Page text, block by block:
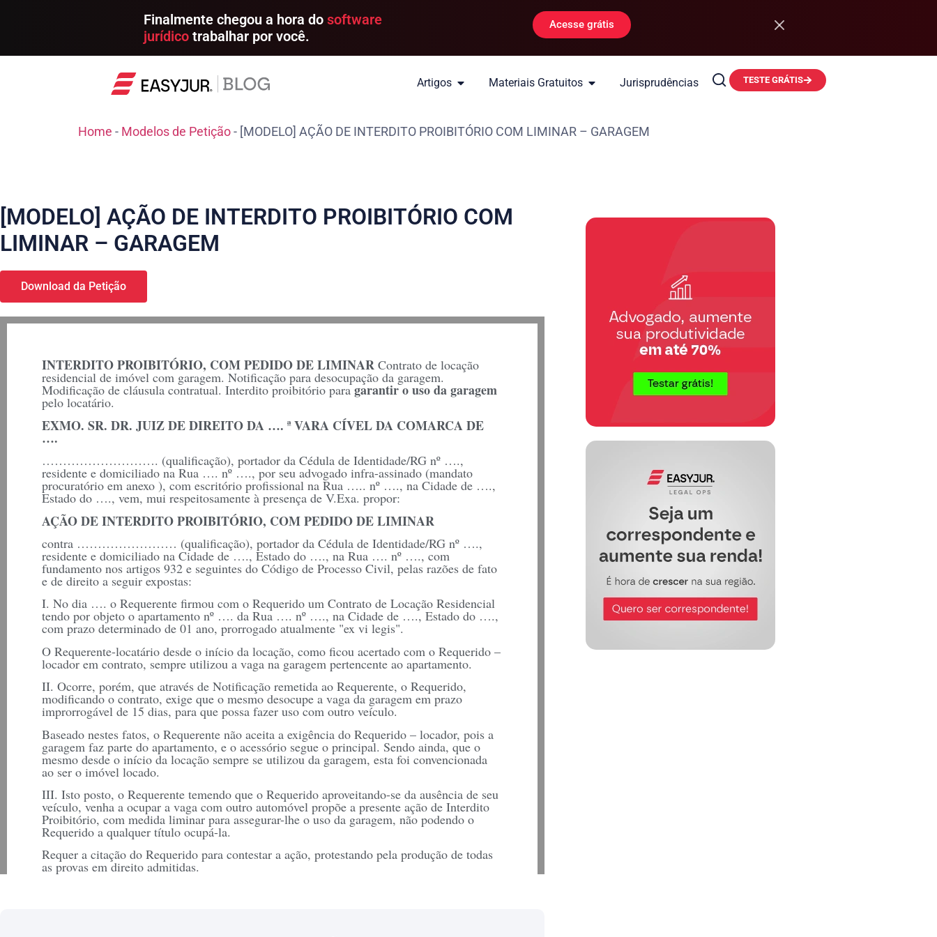
Finalmente chegou a hora dosoftware
jurídico trabalhar por você.
Acesse grátis
Artigos Materiais Gratuitos Jurisprudências TESTE GRÁTIS
Home - Modelos de Petição- [MODELO] AÇÃO DE INTERDITO PROIBITÓRIO COM LIMINAR – GARAGEM
[MODELO] AÇÃO DE INTERDITO PROIBITÓRIO COM
LIMINAR – GARAGEM
Download da Petição
INTERDITO PROIBITÓRIO, COM PEDIDO DE LIMINAR Contrato de locação
residencial de imóvel com garagem. Notificação para desocupação da garagem.
Modificação de cláusula contratual. Interdito proibitório paragarantir o uso da garagem
pelo locatário.
EXMO. SR. DR. JUIZ DE DIREITO DA …. ª VARA CÍVEL DA COMARCA DE
….
………………………. (qualificação), portador da Cédula de Identidade/RG nº ….,
residente e domiciliado na Rua …. nº …., por seu advogado infra-assinado (mandato
procuratório em anexo ), com escritório profissional na Rua ….. nº …., na Cidade de ….,
Estado do …., vem, mui respeitosamente à presença de V.Exa. propor:
AÇÃO DE INTERDITO PROIBITÓRIO, COM PEDIDO DE LIMINAR
contra …………………… (qualificação), portador da Cédula de Identidade/RG nº ….,
residente e domiciliado na Cidade de …., Estado do …., na Rua …. nº …., com
fundamento nos artigos 932 e seguintes do Código de Processo Civil, pelas razões de fato
e de direito a seguir expostas:
I. No dia …. o Requerente firmou com o Requerido um Contrato de Locação Residencial
tendo por objeto o apartamento nº …. da Rua …. nº …., na Cidade de …., Estado do ….,
com prazo determinado de 01 ano, prorrogado atualmente "ex vi legis".
O Requerente-locatário desde o início da locação, como ficou acertado com o Requerido –
locador em contrato, sempre utilizou a vaga na garagem pertencente ao apartamento.
II. Ocorre, porém, que através de Notificação remetida ao Requerente, o Requerido,
modificando o contrato, exige que o mesmo desocupe a vaga da garagem em prazo
improrrogável de 15 dias, para que possa fazer uso com outro veículo.
Baseado nestes fatos, o Requerente não aceita a exigência do Requerido – locador, pois a
garagem faz parte do apartamento, e o acessório segue o principal. Sendo ainda, que o
mesmo desde o início da locação sempre se utilizou da garagem, esta foi convencionada
ao ser o imóvel locado.
III. Isto posto, o Requerente temendo que o Requerido aproveitando-se da ausência de seu
veículo, venha a ocupar a vaga com outro automóvel propõe a presente ação de Interdito
Proibitório, com medida liminar para assegurar-lhe o uso da garagem, não podendo o
Requerido a qualquer título ocupá-la.
Requer a citação do Requerido para contestar a ação, protestando pela produção de todas
as provas em direito admitidas.